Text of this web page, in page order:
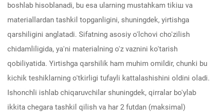
boshlab hisoblanadi, bu esa ularning mustahkam tikiш va
materiallardan tashkil topganligini, shuningdek, yirtishga
qarshiligini anglatadi. Sifatning asosiy o'lchovi cho'zilish
chidamliligida, ya'ni materialning o'z vaznini ko'tarish
qobiliyatida. Yirtishga qarshilik ham muhim omildir, chunki bu
kichik teshiklarning o'tkirligi tufayli kattalashishini oldini oladi.
Ishonchli ishlab chiqaruvchilar shuningdek, qirralar bo'ylab
ikkita chegara tashkil qilish va har 2 futdan (maksimal)